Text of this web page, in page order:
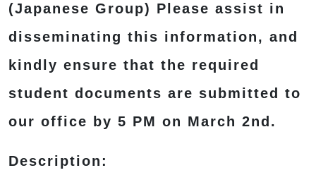
(Japanese Group) Please assist in
disseminating this information, and
kindly ensure that the required
student documents are submitted to
our office by 5 PM on March 2nd.
Description: